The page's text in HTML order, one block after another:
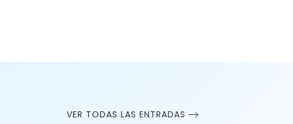
VER TODAS LAS ENTRADAS